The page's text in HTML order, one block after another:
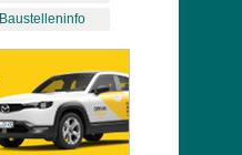
Baustelleninfo